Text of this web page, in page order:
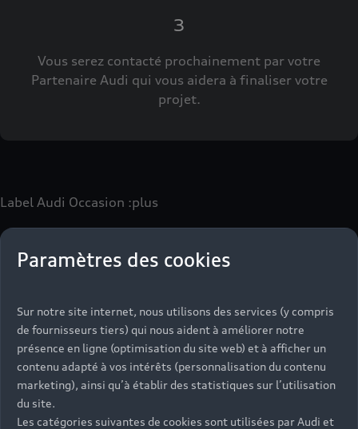
3
Vous serez contacté prochainement par votre
Partenaire Audi qui vous aidera à finaliser votre
projet.
Label Audi Occasion :plus
Le label Audi Occasion:plusvous permet d’acquérir un
véhicules neufs :
- Jusqu'à 130 points de contrôle spécifiques à chaque
motorisation
- Garantie jusqu’à 24 mois et kilométrage illimité
- Assistance 24/7 en France et en Europe
Découvrez également toutes nos offres d’entretien
partir de 19€/mois
Paramètres des cookies
Sur notre site internet, nous utilisons des services (y compris
de fournisseurs tiers) qui nous aident à améliorer notre
présence en ligne (optimisation du site web) et à afficher un
contenu adapté à vos intérêts (personnalisation du contenu
marketing), ainsi qu’à établir des statistiques sur l’utilisation
du site.
Les catégories suivantes de cookies sont utilisées par Audi et